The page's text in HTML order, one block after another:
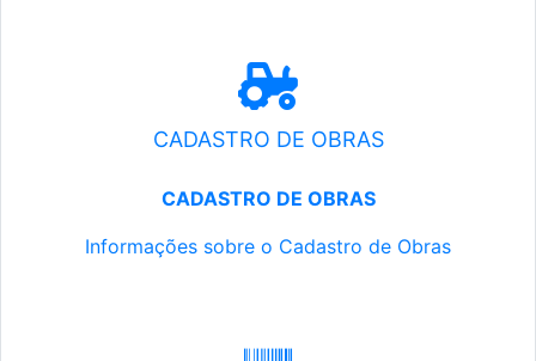
CADASTRO DE OBRAS
CADASTRO DE OBRAS
Informações sobre o Cadastro de Obras